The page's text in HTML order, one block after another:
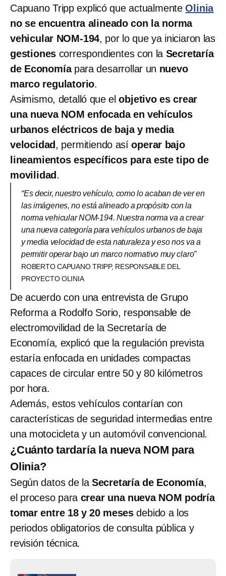
Capuano Tripp explicó que actualmenteOlinia
no se encuentra alineado con la norma
vehicular NOM-194, por lo que ya iniciaron las
gestiones correspondientes con la Secretaría
de Economíapara desarrollar un nuevo
marco regulatorio.
Asimismo, detalló que elobjetivo es crear
una nueva NOM enfocada en vehículos
urbanos eléctricos de baja y media
velocidad, permitiendo asíoperar bajo
lineamientos específicos para este tipo de
movilidad.
“Es decir, nuestro vehículo, como lo acaban de ver en
las imágenes, no está alineado a propósito con la
norma vehicular NOM-194. Nuestra norma va a crear
una nueva categoría para vehículos urbanos de baja
y media velocidad de esta naturaleza y eso nos va a
permitir operar bajo un marco normativo muy claro”
ROBERTO CAPUANO TRIPP, RESPONSABLE DEL
PROYECTO OLINIA
De acuerdo con una entrevista de Grupo
Reforma a Rodolfo Sorio, responsable de
electromovilidad de la Secretaría de
Economía, explicó que la regulación prevista
estaría enfocada en unidades compactas
capaces de circular entre 50 y 80 kilómetros
por hora.
Además, estos vehículos contarían con
características de seguridad intermedias entre
una motocicleta y un automóvil convencional.
¿Cuánto tardaría la nueva NOM para
Olinia?
Según datos de laSecretaría de Economía,
el proceso para crear una nueva NOM podría
tomar entre 18 y 20 meses debido a los
periodos obligatorios de consulta pública y
revisión técnica.